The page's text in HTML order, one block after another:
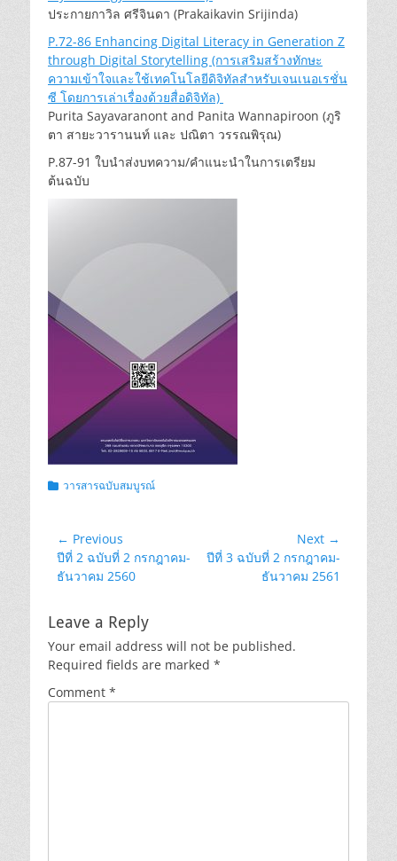
ประกายกาวิล ศรีจินดา (Prakaikavin Srijinda)
P.72-86 Enhancing Digital Literacy in Generation Z
through Digital Storytelling (การเสริมสร้างทักษะ
ความเข้าใจและใช้เทคโนโลยีดิจิทัลสำหรับเจนเนอเรชั่น
ซี โดยการเล่าเรื่องด้วยสื่อดิจิทัล)
Purita Sayavaranont and Panita Wannapiroon (ภูริ
ตา สายะวารานนท์ และ ปณิตา วรรณพิรุณ)
P.87-91 ใบนำส่งบทความ/คำแนะนำในการเตรียม
ต้นฉบับ
Categories
วารสารฉบับสมบูรณ์
Post
navigation
← Previous
Previous
post:
ปีที่ 2 ฉบับที่ 2 กรกฎาคม-
ธันวาคม 2560
Next →
Next
ปีที่ 3 ฉบับที่ 2 กรกฎาคม-
ธันวาคม 2561
Leave a Reply
Your email address will not be published.
Required fields are marked *
Comment *